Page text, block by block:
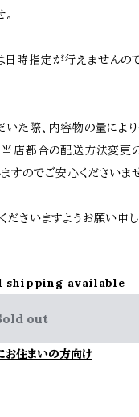
時指定が行えませんの
た際、内容物の量によ
当店都合の配送方法変更
のでご安心くださいま
さいますようお願い申
shipping available
out
お住まいの方向け